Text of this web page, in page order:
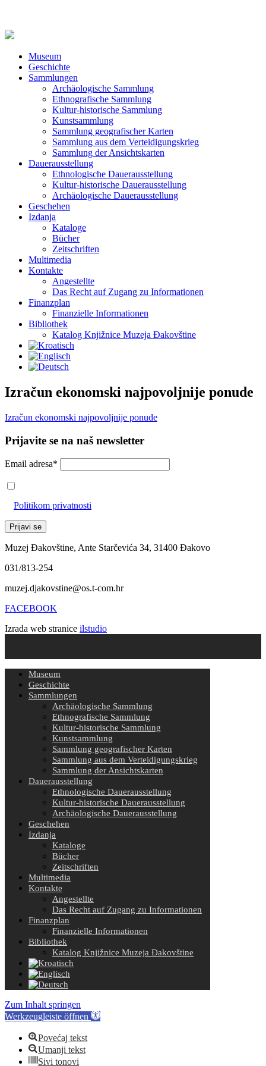
Museum
Geschichte
Sammlungen
Archäologische Sammlung
Ethnografische Sammlung
Kultur-historische Sammlung
Kunstsammlung
Sammlung geografischer Karten
Sammlung aus dem Verteidigungskrieg
Sammlung der Ansichtskarten
Dauerausstellung
Ethnologische Dauerausstellung
Kultur-historische Dauerausstellung
Archäologische Dauerausstellung
Geschehen
Izdanja
Kataloge
Bücher
Zeitschriften
Multimedia
Kontakte
Angestellte
Das Recht auf Zugang zu Informationen
Finanzplan
Finanzielle Informationen
Bibliothek
Katalog Knjižnice Muzeja Đakovštine
Izračun ekonomski najpovoljnije ponude
Izračun ekonomski najpovoljnije ponude
Prijavite se na naš newsletter
Email adresa*
Politikom privatnosti
Muzej Đakovštine, Ante Starčevića 34, 31400 Đakovo
031/813-254
muzej.djakovstine@os.t-com.hr
FACEBOOK
Izrada web stranice ilstudio
Museum
Geschichte
Sammlungen
Archäologische Sammlung
Ethnografische Sammlung
Kultur-historische Sammlung
Kunstsammlung
Sammlung geografischer Karten
Sammlung aus dem Verteidigungskrieg
Sammlung der Ansichtskarten
Dauerausstellung
Ethnologische Dauerausstellung
Kultur-historische Dauerausstellung
Archäologische Dauerausstellung
Geschehen
Izdanja
Kataloge
Bücher
Zeitschriften
Multimedia
Kontakte
Angestellte
Das Recht auf Zugang zu Informationen
Finanzplan
Finanzielle Informationen
Bibliothek
Katalog Knjižnice Muzeja Đakovštine
Zum Inhalt springen
Werkzeugleiste öffnen
Povećaj tekst
Umanji tekst
Sivi tonovi